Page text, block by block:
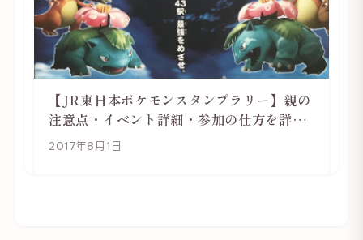
【JR東日本ポケモンスタンプラリー】親の
注意点・イベント詳細・参加の仕方を詳し
く解説
2017年8月1日